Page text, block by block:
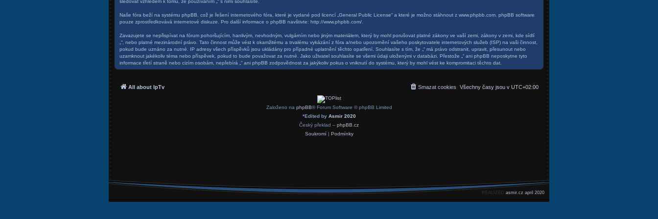
Naše fóra beží na systému phpBB, což je řešení internetového fóra, které je vydané pod licencí „ General Public License“ a které je možno stáhnout z www.phpbb.com . phpBB software
pouze zprostředkovává internetové diskuze. Pro další informace o phpBB navštivte: http://www.phpbb.com/
Zavazujete se nepřispívat na fórum pohoršujícím, hanlivým, nevhodným, vulgárním nebo jiným materiálem, který by mohl porušovat platné zákony ve vaší zemi, zákony v zemi, kde sídlí
„“, nebo platné mezinárodní právo. Tato činnost může vést k okamžitému a trvalému vykázání z fóra a/nebo upozornění vašeho poskytovatele internetových služeb (ISP) na vaši činnost,
pokud bude uznáno za nutné. IP adresy všech příspěvků jsou ukládány pro případné uplatnění těchto opatření. Souhlasíte s tím, že „“ má právo odstranit, upravit, přesunout nebo
uzamknout jakékoliv téma nebo příspěvek, pokud to bude považovat za nutné. Jako uživatel souhlasíte se všemi údaji uloženými v databázi. Přestože „“ ani phpBB neposkytne tyto
informace třetí straně nebo cizím osobám, nepřebírá „“ ani phpBB zodpovědnost za jakýkoliv pokus o vniknutí do systému, který by mohl vést ke kompromitaci těchto dat.
All about IpTv Všechny časy jsou v UTC+02:00
Smazat cookies
Založeno na phpBB® Forum Software © phpBB Limited
*Edited by Asmir 2020
Český překlad – phpBB.cz
Soukromí| Podmínky
REALIZED asmir.cz april 2020